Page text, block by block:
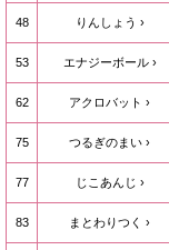
48 りんしょう
53 エナジーボール
62 アクロバット
75 つるぎのまい
77 じこあんじ
83 まとわりつく